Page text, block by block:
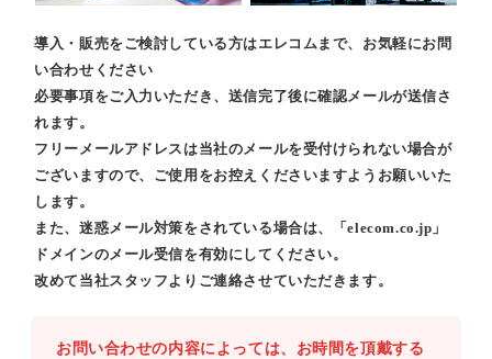
導入・販売をご検討している方はエレコムまで、お気軽にお問
い合わせください
必要事項をご入力いただき、送信完了後に確認メールが送信さ
れます。
フリーメールアドレスは当社のメールを受付けられない場合が
ございますので、ご使用をお控えくださいますようお願いいた
します。
また、迷惑メール対策をされている場合は、「elecom.co.jp」
ドメインのメール受信を有効にしてください。
改めて当社スタッフよりご連絡させていただきます。
お問い合わせの内容によっては、お時間を頂戴する